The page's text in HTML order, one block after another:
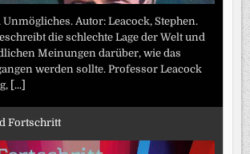
Autor: Leacock, Stephen.
die schlechte Lage der Welt und
Meinungen darüber, wie das
werden sollte. Professor Leacock
[...]
Fortschritt